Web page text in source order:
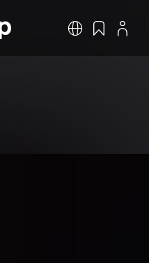
中文 书签 个人资料